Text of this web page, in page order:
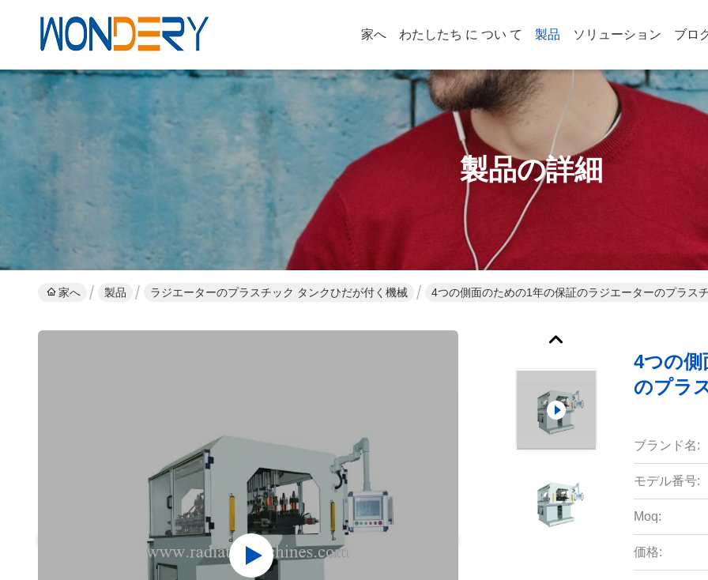
家へ わたしたち に つい て 製品 ソリューション ブロ
製品の詳細
家へ 製品 ラジエーターのプラスチック タンクひだが付く機械 4つの側面のための1年の保証のラジエーターのプラス
4つの側
のプラ
ブランド名:
モデル番号:
Moq:
価格: